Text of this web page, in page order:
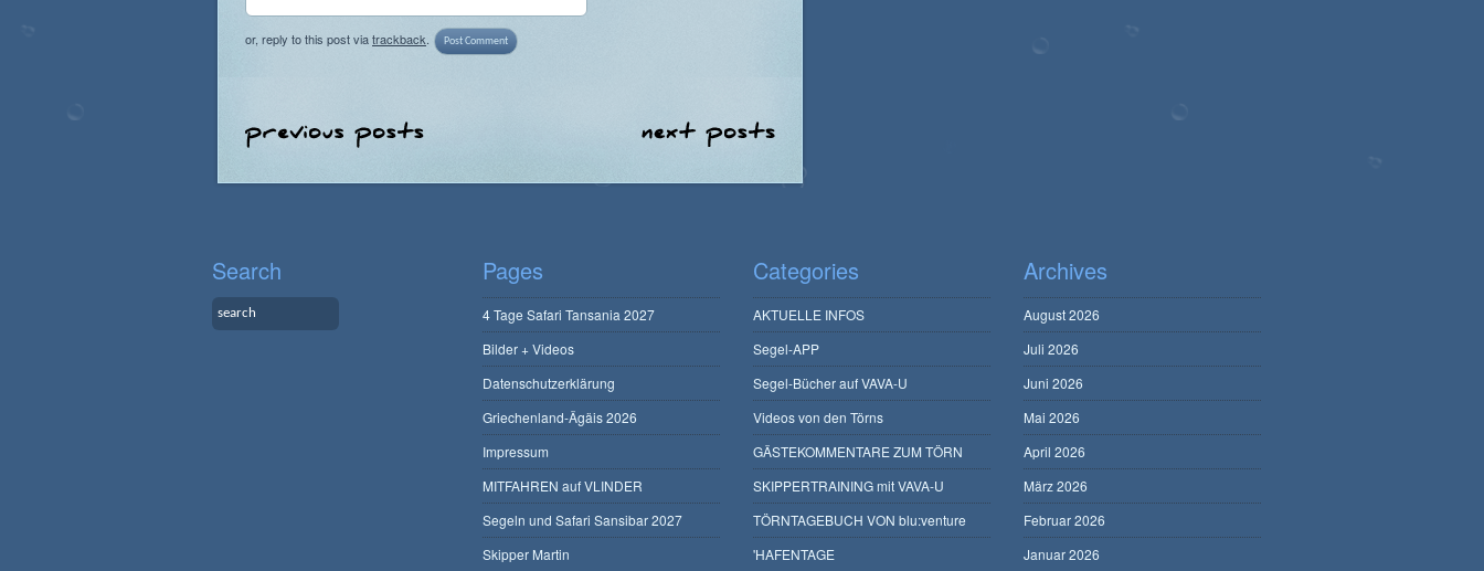
or, reply to this post viatrackback.
Search Pages
4 Tage Safari Tansania 2027
Bilder + Videos
Datenschutzerklärung
Griechenland-Ägäis 2026
Impressum
MITFAHREN auf VLINDER
Segeln und Safari Sansibar 2027
Skipper Martin
Categories
AKTUELLE INFOS
Segel-APP
Segel-Bücher auf VAVA-U
Videos von den Törns
GÄSTEKOMMENTARE ZUM TÖRN
SKIPPERTRAINING mit VAVA-U
TÖRNTAGEBUCH VON blu:venture
'HAFENTAGE
Archives
August 2026
Juli 2026
Juni 2026
Mai 2026
April 2026
März 2026
Februar 2026
Januar 2026